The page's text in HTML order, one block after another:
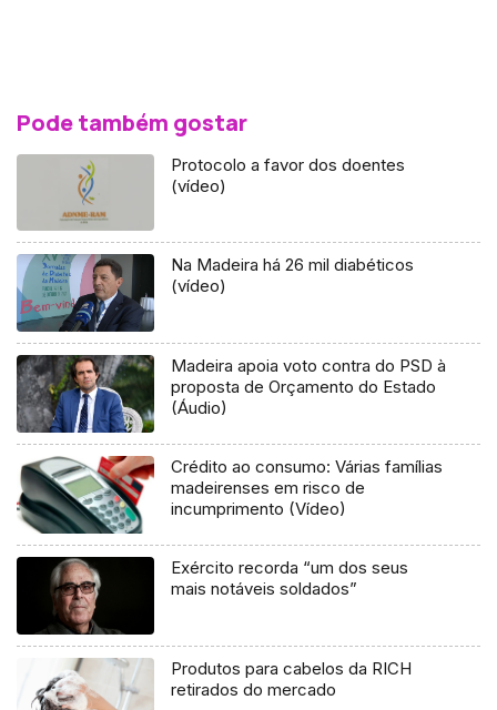
Pode também gostar
Protocolo a favor dos doentes
(vídeo)
Na Madeira há 26 mil diabéticos
(vídeo)
Madeira apoia voto contra do PSD à
proposta de Orçamento do Estado
(Áudio)
Crédito ao consumo: Várias famílias
madeirenses em risco de
incumprimento (Vídeo)
Exército recorda “um dos seus
mais notáveis soldados”
Produtos para cabelos da RICH
retirados do mercado